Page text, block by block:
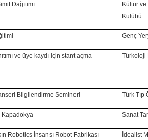
Dağıtımı
Kültür ve
Kulübü
Genç
ve üye kaydı için stant açma Türkoloji
Bilgilendirme Semineri Türk Tıp
Kapadokya Sanat
Robotics İnsansı Robot Fabrikası
İdealist